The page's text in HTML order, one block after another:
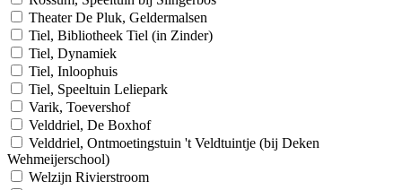
Theater De Pluk, Geldermalsen
Tiel, Bibliotheek Tiel (in Zinder)
Tiel, Dynamiek
Tiel, Inloophuis
Tiel, Speeltuin Leliepark
Varik, Toevershof
Velddriel, De Boxhof
Velddriel, Ontmoetingstuin 't Veldtuintje (bij Deken
Wehmeijerschool)
Welzijn Rivierstroom